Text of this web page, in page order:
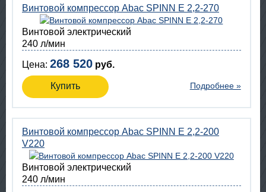
Винтовой компрессор Abac SPINN E 2,2-270
Винтовой электрический
240 л/мин
Цена: 268 520 руб.
Купить Подробнее »
Винтовой компрессор Abac SPINN E 2,2-200
V220
Винтовой электрический
240 л/мин